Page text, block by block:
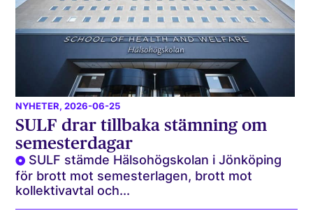
NYHETER, 2026-06-25
SULF drar tillbaka stämning om
semesterdagar
SULF stämde Hälsohögskolan i Jönköping
för brott mot semesterlagen, brott mot
kollektivavtal och...